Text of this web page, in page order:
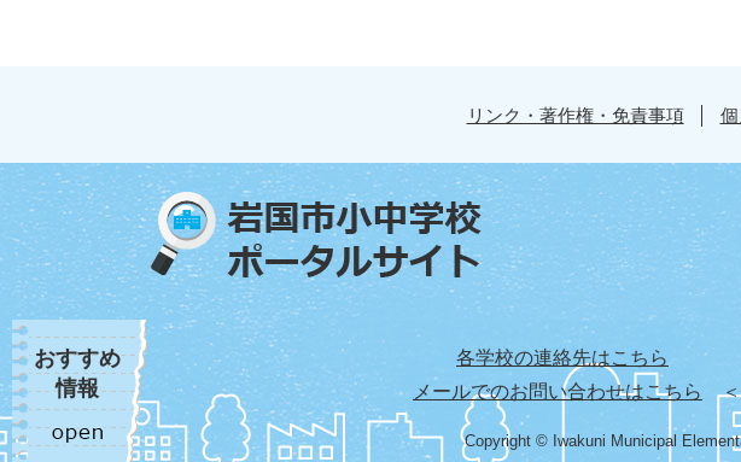
リンク・著作権・免責事項
各学校の連絡先はこちら
メールでのお問い合わせはこちら
Copyright © Iwakuni Municipal
おすすめ
情報